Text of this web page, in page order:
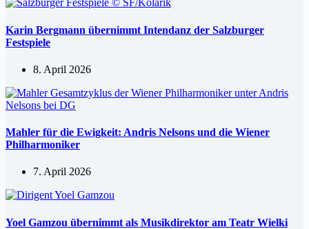
Karin Bergmann übernimmt Intendanz der Salzburger
Festspiele
8. April 2026
Mahler für die Ewigkeit: Andris Nelsons und die Wiener
Philharmoniker
7. April 2026
Yoel Gamzou übernimmt als Musikdirektor am Teatr Wielki